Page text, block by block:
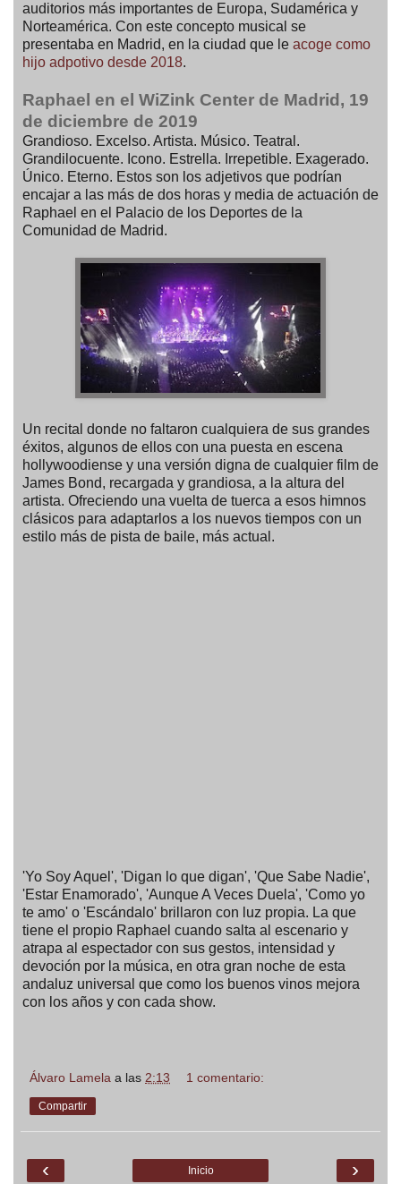
auditorios más importantes de Europa, Sudamérica y
Norteamérica. Con este concepto musical se
presentaba en Madrid, en la ciudad que le acoge como
hijo adpotivo desde 2018.
Raphael en el WiZink Center de Madrid, 19
de diciembre de 2019
Grandioso. Excelso. Artista. Músico. Teatral.
Grandilocuente. Icono. Estrella. Irrepetible. Exagerado.
Único. Eterno. Estos son los adjetivos que podrían
encajar a las más de dos horas y media de actuación de
Raphael en el Palacio de los Deportes de la
Comunidad de Madrid.
Un recital donde no faltaron cualquiera de sus grandes
éxitos, algunos de ellos con una puesta en escena
hollywoodiense y una versión digna de cualquier film de
James Bond, recargada y grandiosa, a la altura del
artista. Ofreciendo una vuelta de tuerca a esos himnos
clásicos para adaptarlos a los nuevos tiempos con un
estilo más de pista de baile, más actual.
'Yo Soy Aquel', 'Digan lo que digan', 'Que Sabe Nadie',
'Estar Enamorado', 'Aunque A Veces Duela', 'Como yo
te amo' o 'Escándalo' brillaron con luz propia. La que
tiene el propio Raphael cuando salta al escenario y
atrapa al espectador con sus gestos, intensidad y
devoción por la música, en otra gran noche de esta
andaluz universal que como los buenos vinos mejora
con los años y con cada show.
Álvaro Lamela a las 2:13 1 comentario:
Compartir
‹ ›
Inicio